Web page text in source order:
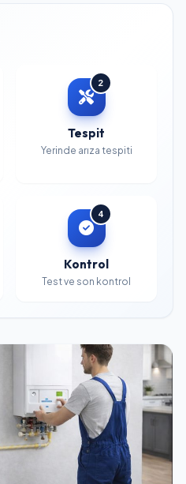
2
Tespit
Yerinde arıza tespiti
4
Kontrol
Test ve son kontrol